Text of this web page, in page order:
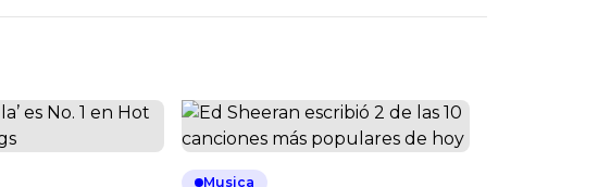
Musica